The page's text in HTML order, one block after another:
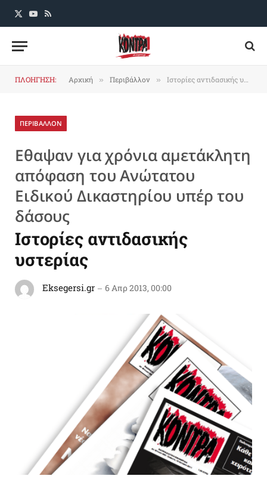
X
YouTube
RSS
ΠΛΟΗΓΗΣΗ: Αρχική » Περιβάλλον » Ιστορίες αντιδασικής υστερίας
ΠΕΡΙΒΑΛΛΟΝ
Εθαψαν για χρόνια αμετάκλητη
απόφαση του Ανώτατου
Ειδικού Δικαστηρίου υπέρ του
δάσους
Ιστορίες αντιδασικής
υστερίας
Eksegersi.gr 6 Απρ 2013, 00:00